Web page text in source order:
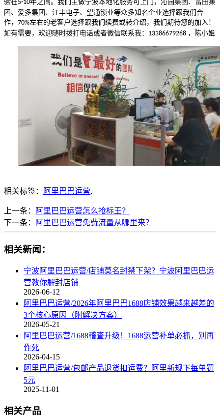
验在5-10年之间。我们主做宁波本地化服务可上门，沁园集团、富田集
团、爱多集团、江丰电子、望通锁业等众多知名企业选择跟我们合
作， 70%左右的老客户选择跟我们续费或转介绍，我们期待您的加入！
如有需要，欢迎随时拨打电话或者微信联系我： 13386679268 ，陈小姐
相关标签： 阿里巴巴运营,
上一条：
阿里巴巴运营怎么抢标王？
下一条：
阿里巴巴运营免费流量从哪里来？
相关新闻：
宁波阿里巴巴运营/店铺莫名封禁下架？宁波阿里巴巴运
营教你解封店铺
2026-06-12
阿里巴巴运营/2026年阿里巴巴1688店铺效果越来越差的
3个核心原因（附解决方案）
2026-05-21
阿里巴巴运营/1688稽查升级！1688运营补单必抓，别再
作死
2026-04-15
阿里巴巴运营/包邮产品退货扣运费？阿里新规下每单罚
5元
2025-11-01
相关产品